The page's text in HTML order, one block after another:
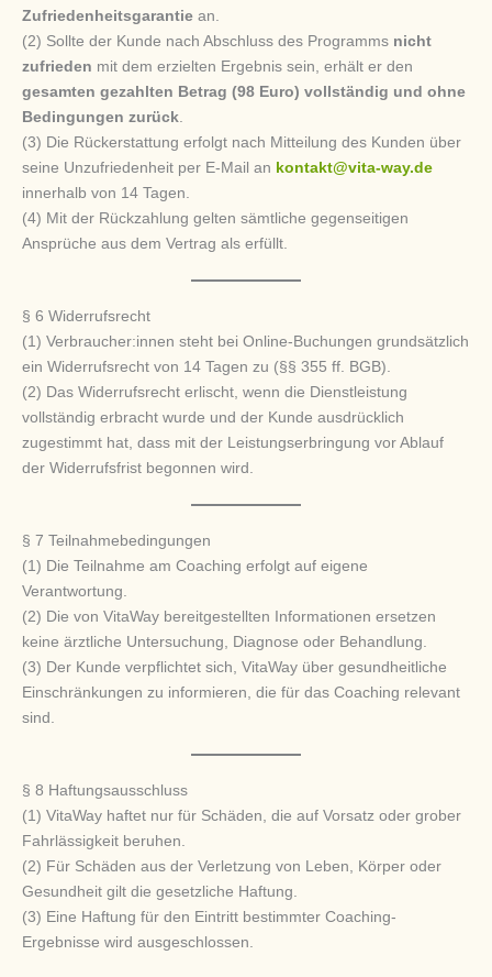
Zufriedenheitsgarantie an.
(2) Sollte der Kunde nach Abschluss des Programms nicht
zufrieden mit dem erzielten Ergebnis sein, erhält er den
gesamten gezahlten Betrag (98 Euro) vollständig und ohne
Bedingungen zurück
(3) Die Rückerstattung erfolgt nach Mitteilung des Kunden über
seine Unzufriedenheit per E-Mail an kontakt@vita-way.de
innerhalb von 14 Tagen.
(4) Mit der Rückzahlung gelten sämtliche gegenseitigen
Ansprüche aus dem Vertrag als erfüllt.
§ 6 Widerrufsrecht
(1) Verbraucher:innen steht bei Online-Buchungen grundsätzlich
ein Widerrufsrecht von 14 Tagen zu (§§ 355 ff. BGB).
(2) Das Widerrufsrecht erlischt, wenn die Dienstleistung
vollständig erbracht wurde und der Kunde ausdrücklich
zugestimmt hat, dass mit der Leistungserbringung vor Ablauf
der Widerrufsfrist begonnen wird.
§ 7 Teilnahmebedingungen
(1) Die Teilnahme am Coaching erfolgt auf eigene
Verantwortung.
(2) Die von VitaWay bereitgestellten Informationen ersetzen
keine ärztliche Untersuchung, Diagnose oder Behandlung.
(3) Der Kunde verpflichtet sich, VitaWay über gesundheitliche
Einschränkungen zu informieren, die für das Coaching relevant
sind.
§ 8 Haftungsausschluss
(1) VitaWay haftet nur für Schäden, die auf Vorsatz oder grober
Fahrlässigkeit beruhen.
(2) Für Schäden aus der Verletzung von Leben, Körper oder
Gesundheit gilt die gesetzliche Haftung.
(3) Eine Haftung für den Eintritt bestimmter Coaching-
Ergebnisse wird ausgeschlossen.